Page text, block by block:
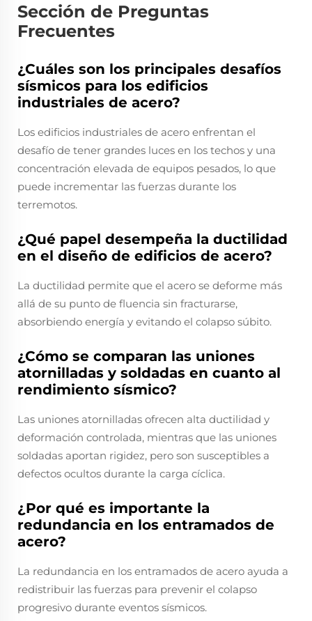
Sección de Preguntas
Frecuentes
¿Cuáles son los principales desafíos
sísmicos para los edificios
industriales de acero?
Los edificios industriales de acero enfrentan el
desafío de tener grandes luces en los techos y una
concentración elevada de equipos pesados, lo que
puede incrementar las fuerzas durante los
terremotos.
¿Qué papel desempeña la ductilidad
en el diseño de edificios de acero?
La ductilidad permite que el acero se deforme más
allá de su punto de fluencia sin fracturarse,
absorbiendo energía y evitando el colapso súbito.
¿Cómo se comparan las uniones
atornilladas y soldadas en cuanto al
rendimiento sísmico?
Las uniones atornilladas ofrecen alta ductilidad y
deformación controlada, mientras que las uniones
soldadas aportan rigidez, pero son susceptibles a
defectos ocultos durante la carga cíclica.
¿Por qué es importante la
redundancia en los entramados de
acero?
La redundancia en los entramados de acero ayuda a
redistribuir las fuerzas para prevenir el colapso
progresivo durante eventos sísmicos.